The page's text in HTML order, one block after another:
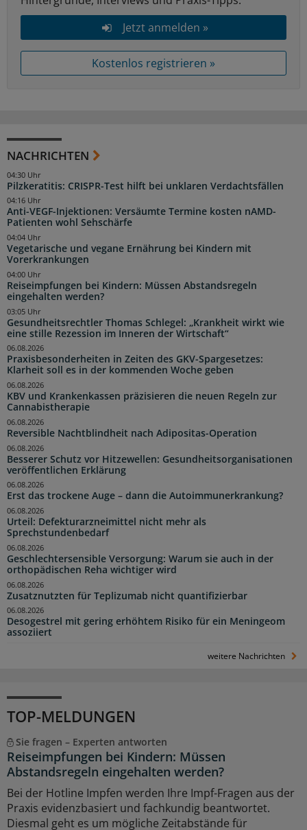
Jetzt anmelden »
Kostenlos registrieren »
NACHRICHTEN
Pilzkeratitis: CRISPR-Test hilft bei unklaren Verdachtsfällen
04:30 Uhr
Anti-VEGF-Injektionen: Versäumte Termine kosten nAMD-
Patienten wohl Sehschärfe
04:16 Uhr
Vegetarische und vegane Ernährung bei Kindern mit
Vorerkrankungen
04:04 Uhr
Reiseimpfungen bei Kindern: Müssen Abstandsregeln
eingehalten werden?
04:00 Uhr
Gesundheitsrechtler Thomas Schlegel: „Krankheit wirkt wie
eine stille Rezession im Inneren der Wirtschaft“
03:05 Uhr
Praxisbesonderheiten in Zeiten des GKV-Spargesetzes:
Klarheit soll es in der kommenden Woche geben
06.08.2026
KBV und Krankenkassen präzisieren die neuen Regeln zur
Cannabistherapie
06.08.2026
Reversible Nachtblindheit nach Adipositas-Operation
06.08.2026
Besserer Schutz vor Hitzewellen: Gesundheitsorganisationen
veröffentlichen Erklärung
06.08.2026
Erst das trockene Auge – dann die Autoimmunerkrankung?
06.08.2026
Urteil: Defekturarzneimittel nicht mehr als
Sprechstundenbedarf
06.08.2026
Geschlechtersensible Versorgung: Warum sie auch in der
orthopädischen Reha wichtiger wird
06.08.2026
Zusatznutzten für Teplizumab nicht quantifizierbar
06.08.2026
Desogestrel mit gering erhöhtem Risiko für ein Meningeom
assoziiert
06.08.2026
weitere Nachrichten
TOP-MELDUNGEN
Sie fragen – Experten antworten
Reiseimpfungen bei Kindern: Müssen
Abstandsregeln eingehalten werden?
Bei der Hotline Impfen werden Ihre Impf-Fragen aus der
Praxis evidenzbasiert und fachkundig beantwortet.
Diesmal geht es um mögliche Zeitabstände für